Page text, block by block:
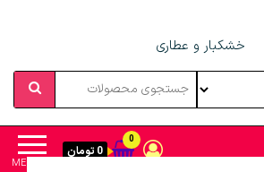
خشکبار و عطاری
MENU
0
0 تومان